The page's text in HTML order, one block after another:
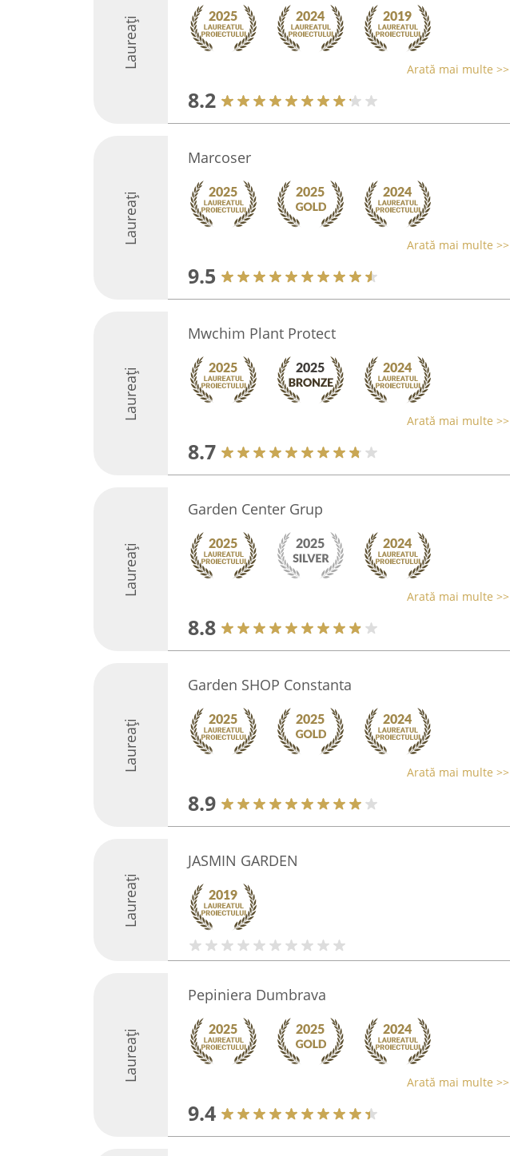
Laureați Arată mai multe >>
8.2
Laureați
Marcoser
Arată mai multe >>
9.5
Laureați
Mwchim Plant Protect
Arată mai multe >>
8.7
Laureați
Garden Center Grup
Arată mai multe >>
8.8
Laureați
Garden SHOP Constanta
Arată mai multe >>
8.9
Laureați
JASMIN GARDEN
Laureați
Pepiniera Dumbrava
Arată mai multe >>
9.4